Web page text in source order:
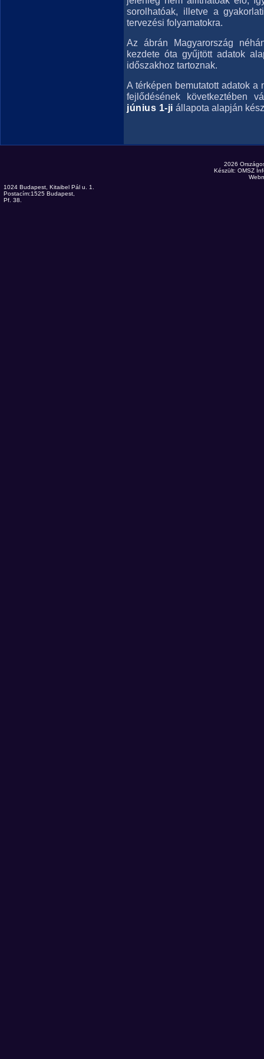
sorolhatóak, illetve a
tervezési folyamatokra.
Az ábrán Magyarország
kezdete óta gyűjtött adatok
időszakhoz tartoznak.
A térképen bemutatott adatok
fejlődésének következtében
június 1-ji állapota alapján
2026
Készült: OMSZ
1024 Budapest, Kitaibel Pál u. 1.
Postacím:1525 Budapest,
Pf. 38.